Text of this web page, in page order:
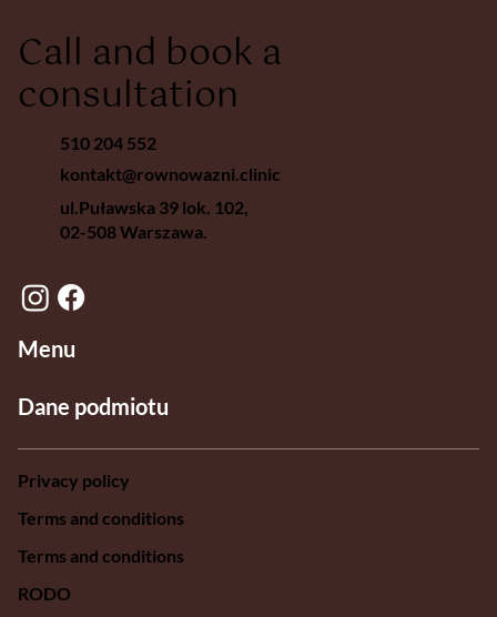
Call and book a
consultation
510 204 552
kontakt@rownowazni.clinic
ul.Puławska 39 lok. 102,
02-508 Warszawa.
Dane podmiotu
Menu
Privacy policy
Terms and conditions
Terms and conditions
RODO